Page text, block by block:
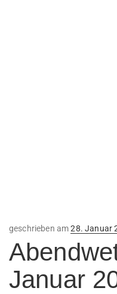
geschrieben am
am
28. Januar
Januar